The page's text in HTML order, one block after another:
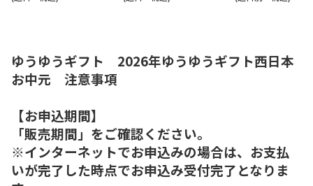
ゆうゆうギフト 2026年ゆうゆうギフト西日本
お中元 注意事項
【お申込期間】
「販売期間」をご確認ください。
※インターネットでお申込みの場合は、お支払
いが完了した時点でお申込み受付完了となりま